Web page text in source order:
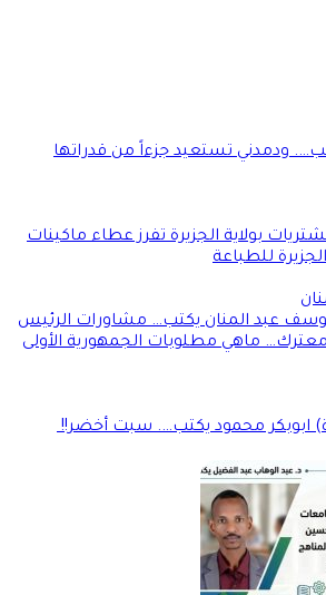
ودمدني تستعيد جزءاً من قدراتها
بولاية الجزيرة تفرز عطاء ماكينات
للطباعة
عبد المنان يكتب… مشاورات الرئيس
معترك… ماهي مطلوبات الجمهورية الأولى
ابوبكر محمود يكتب…. سبت أخضر!!